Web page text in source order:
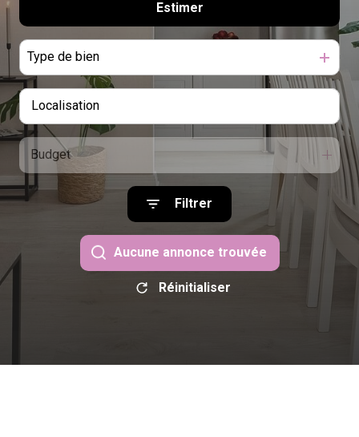
Estimer
Type de bien
Budget
Filtrer
Aucune annonce trouvée
Réinitialiser